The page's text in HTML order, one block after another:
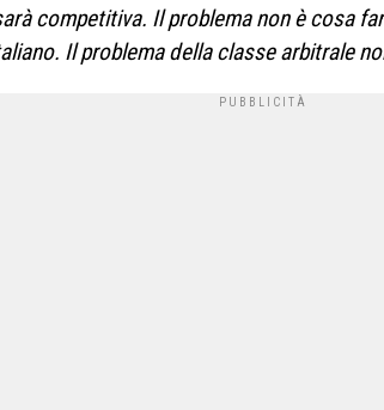
competitiva. Il problema non è cosa
Il problema della classe arbitrale